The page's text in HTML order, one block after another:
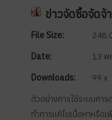
ข่าวจัดซื้อจัดจ้
File Size:
Date:
13 พ
Downloads:
99 x
ตัวอย่างการใช้ระบบกา
ทำการแก้ไขเนื้อหาหรือ